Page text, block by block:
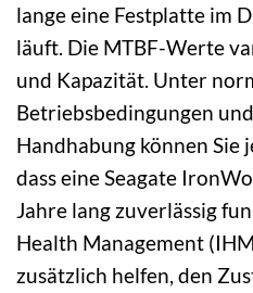
lange eine Festplatte im
läuft. Die MTBF-Werte
und Kapazität. Unter
Betriebsbedingungen
Handhabung können Sie
dass eine Seagate
Jahre lang zuverlässig
Health Management
zusätzlich helfen, den